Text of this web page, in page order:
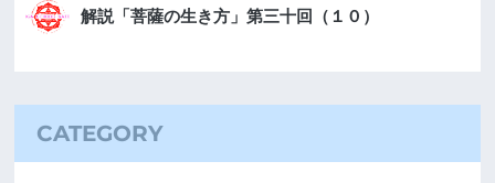
解説「菩薩の生き方」第三十回（１０）
CATEGORY